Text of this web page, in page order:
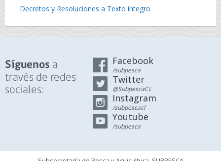
Decretos y Resoluciones a Texto íntegro
Síguenos a
través de redes
sociales:
Facebook
/subpesca
Twitter
@SubpescaCL
Instagram
/subpescacl
Youtube
/subpesca